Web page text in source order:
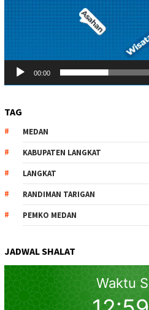
00:00
TAG
MEDAN
KABUPATEN LANGKAT
LANGKAT
RANDIMAN TARIGAN
PEMKO MEDAN
JADWAL SHALAT